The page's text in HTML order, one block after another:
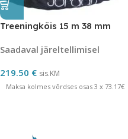
Treeningköis 15 m 38 mm
Saadaval järeltellimisel
219.50 € sis.KM
Maksa kolmes võrdses osas 3 x 73.17€